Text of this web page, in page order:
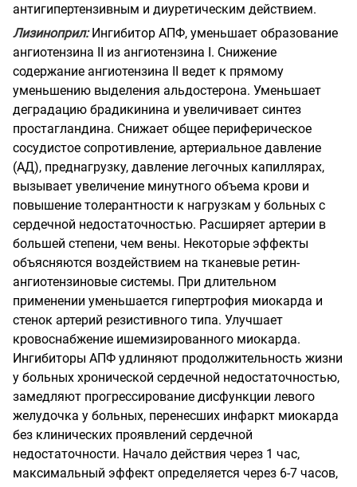
антигипертензивным и диуретическим действием.
Лизиноприл:Ингибитор АПФ, уменьшает образование
ангиотензина II из ангиотензина I. Снижение
содержание ангиотензина II ведет к прямому
уменьшению выделения альдостерона. Уменьшает
деградацию брадикинина и увеличивает синтез
простагландина. Снижает общее периферическое
сосудистое сопротивление, артериальное давление
(АД), преднагрузку, давление легочных капиллярах,
вызывает увеличение минутного объема крови и
повышение толерантности к нагрузкам у больных с
сердечной недостаточностью. Расширяет артерии в
большей степени, чем вены. Некоторые эффекты
объясняются воздействием на тканевые ретин-
ангиотензиновые системы. При длительном
применении уменьшается гипертрофия миокарда и
стенок артерий резистивного типа. Улучшает
кровоснабжение ишемизированного миокарда.
Ингибиторы АПФ удлиняют продолжительность жизни
у больных хронической сердечной недостаточностью,
замедляют прогрессирование дисфункции левого
желудочка у больных, перенесших инфаркт миокарда
без клинических проявлений сердечной
недостаточности. Начало действия через 1 час,
максимальный эффект определяется через 6-7 часов,